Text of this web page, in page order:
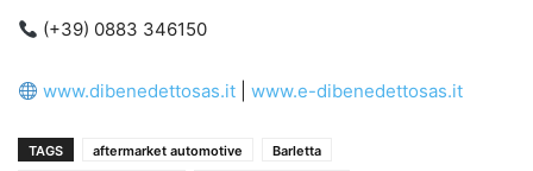
(+39) 0883 346150
www.dibenedettosas.it |www.e-dibenedettosas.it
TAGS aftermarket automotive
Barletta